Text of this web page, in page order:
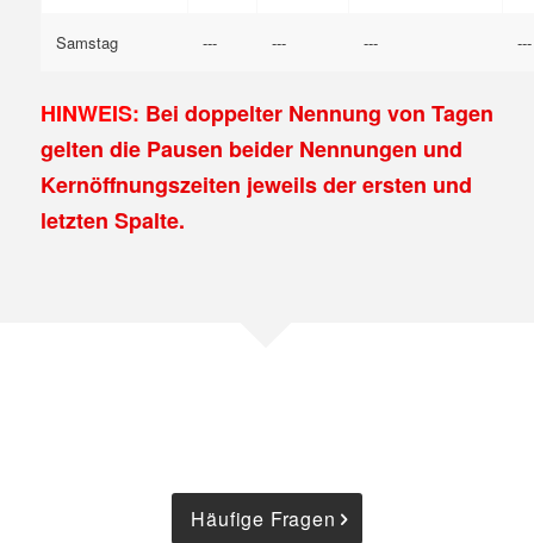
Samstag --- --- --- ---
HINWEIS: Bei doppelter Nennung von Tagen
gelten die Pausen beider Nennungen und
Kernöffnungszeiten jeweils der ersten und
letzten Spalte.
Häufige Fragen